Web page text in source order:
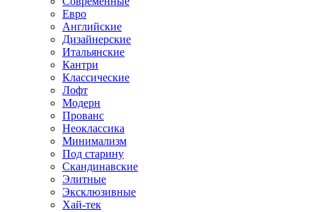
Евро
Английские
Дизайнерские
Итальянские
Кантри
Классические
Лофт
Модерн
Прованс
Неоклассика
Минимализм
Под старину
Скандинавские
Элитные
Эксклюзивные
Хай-тек